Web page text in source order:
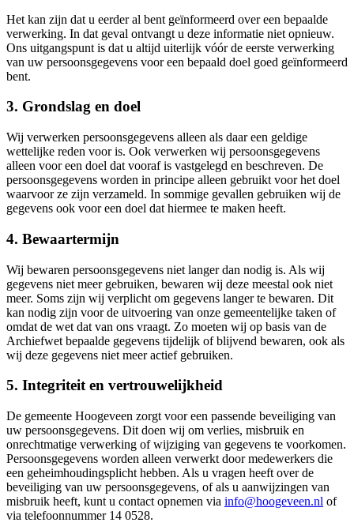
Het kan zijn dat u eerder al bent geïnformeerd over een bepaalde
verwerking. In dat geval ontvangt u deze informatie niet opnieuw.
Ons uitgangspunt is dat u altijd uiterlijk vóór de eerste verwerking
van uw persoonsgegevens voor een bepaald doel goed geïnformeerd
bent.
3. Grondslag en doel
Wij verwerken persoonsgegevens alleen als daar een geldige
wettelijke reden voor is. Ook verwerken wij persoonsgegevens
alleen voor een doel dat vooraf is vastgelegd en beschreven. De
persoonsgegevens worden in principe alleen gebruikt voor het doel
waarvoor ze zijn verzameld. In sommige gevallen gebruiken wij de
gegevens ook voor een doel dat hiermee te maken heeft.
4. Bewaartermijn
Wij bewaren persoonsgegevens niet langer dan nodig is. Als wij
gegevens niet meer gebruiken, bewaren wij deze meestal ook niet
meer. Soms zijn wij verplicht om gegevens langer te bewaren. Dit
kan nodig zijn voor de uitvoering van onze gemeentelijke taken of
omdat de wet dat van ons vraagt. Zo moeten wij op basis van de
Archiefwet bepaalde gegevens tijdelijk of blijvend bewaren, ook als
wij deze gegevens niet meer actief gebruiken.
5. Integriteit en vertrouwelijkheid
De gemeente Hoogeveen zorgt voor een passende beveiliging van
uw persoonsgegevens. Dit doen wij om verlies, misbruik en
onrechtmatige verwerking of wijziging van gegevens te voorkomen.
Persoonsgegevens worden alleen verwerkt door medewerkers die
een geheimhoudingsplicht hebben. Als u vragen heeft over de
beveiliging van uw persoonsgegevens, of als u aanwijzingen van
misbruik heeft, kunt u contact opnemen via info@hoogeveen.nl of
via telefoonnummer 14 0528.